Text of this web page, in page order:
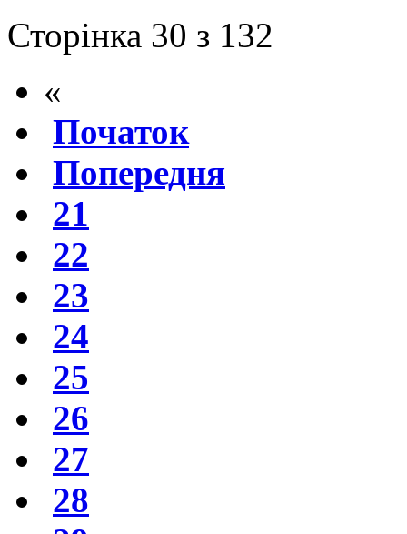
Сторінка 30 з 132
«
Початок
Попередня
21
22
23
24
25
26
27
28